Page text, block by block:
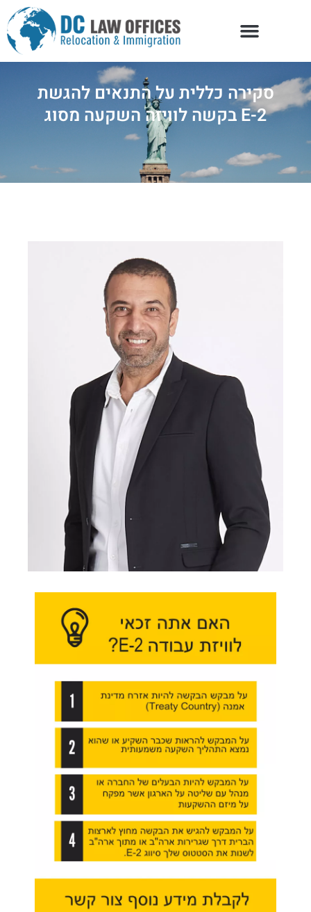
סקירה כללית על התנאים להגשת
בקשה לוויזה השקעה מסוג E-2